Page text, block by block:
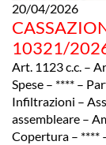
20/04/2026
10321/
Art. 1123 c.c. –
Spese – **** –
Infiltrazioni –
assembleare –
Copertura – ****